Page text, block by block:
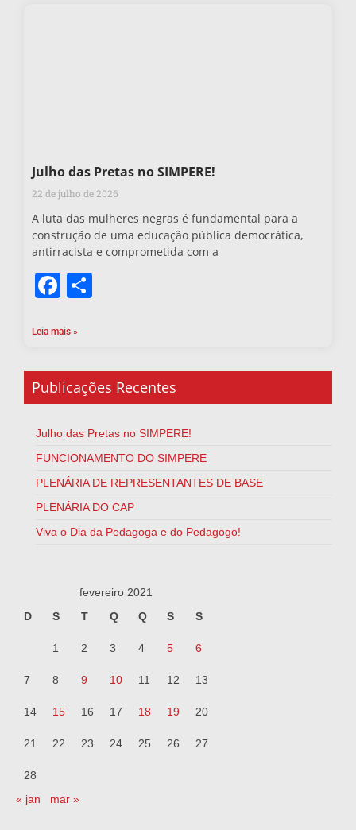
Julho das Pretas no SIMPERE!
22 de julho de 2026
A luta das mulheres negras é fundamental para a
construção de uma educação pública democrática,
antirracista e comprometida com a
Facebook
Leia mais »
Publicações Recentes
Julho das Pretas no SIMPERE!
FUNCIONAMENTO DO SIMPERE
PLENÁRIA DE REPRESENTANTES DE BASE
PLENÁRIA DO CAP
Viva o Dia da Pedagoga e do Pedagogo!
fevereiro 2021
D
S T Q Q S S
1 2 3 4 5 6
7 8 9 10 11 12 13
14 15 16 17 18 19 20
21 22 23 24 25 26 27
28
« jan
mar »